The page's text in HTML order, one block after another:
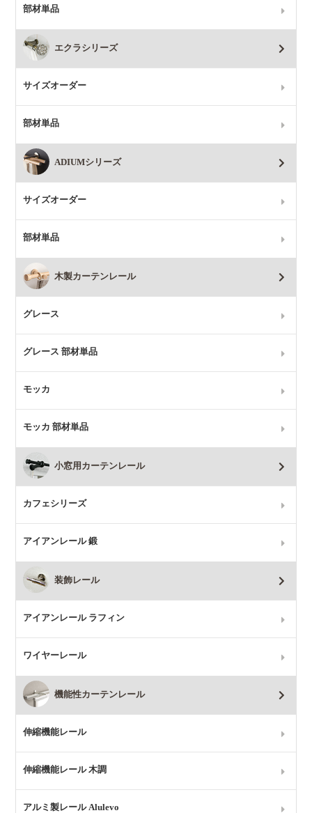
部材単品
エクラシリーズ
サイズオーダー
部材単品
ADIUMシリーズ
サイズオーダー
部材単品
木製カーテンレール
グレース
グレース 部材単品
モッカ
モッカ 部材単品
小窓用カーテンレール
カフェシリーズ
アイアンレール 鍛
装飾レール
アイアンレール ラフィン
ワイヤーレール
機能性カーテンレール
伸縮機能レール
伸縮機能レール 木調
アルミ製レール Alulevo